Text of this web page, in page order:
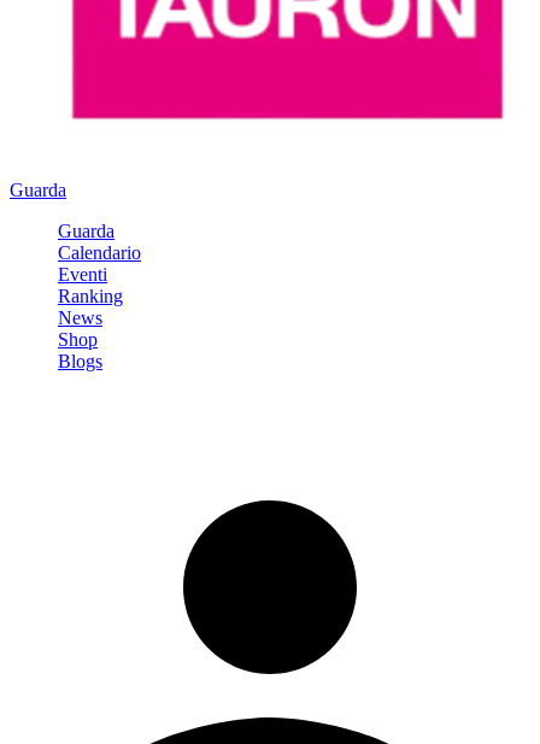
Guarda
Guarda
Calendario
Eventi
Ranking
News
Shop
Blogs